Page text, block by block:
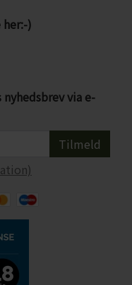
her:-)
via e-
Tilmeld